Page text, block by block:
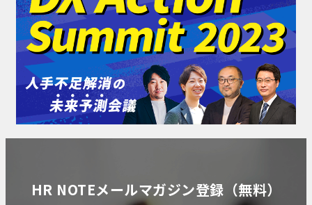
HR NOTEメールマガジン登録（無料）